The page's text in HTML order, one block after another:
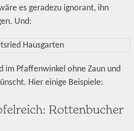
es geradezu ignorant, ihn
Und:
im Pfaffenwinkel ohne Zaun und
Hier einige Beispiele:
Rottenbucher